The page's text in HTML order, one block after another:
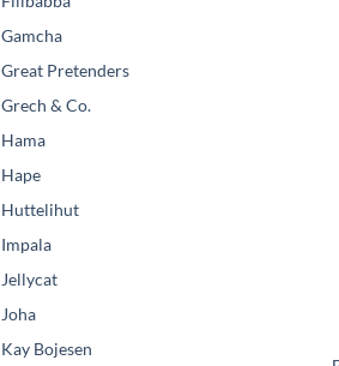
Gamcha
Great Pretenders
Grech & Co.
Hama
Hape
Huttelihut
Impala
Jellycat
Joha
Kay Bojesen